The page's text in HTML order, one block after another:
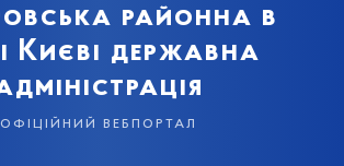
районна в
Києві державна
офіційний вебпортал